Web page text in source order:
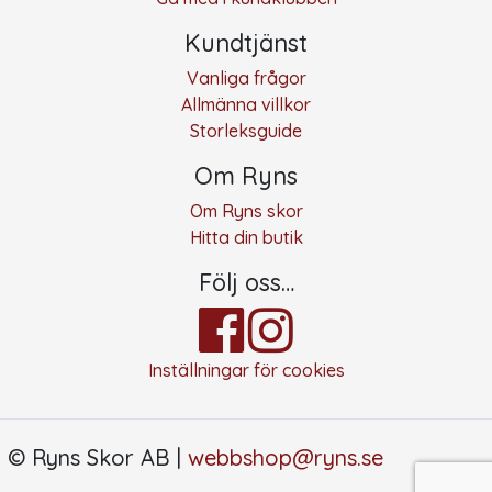
Kundtjänst
Vanliga frågor
Allmänna villkor
Storleksguide
Om Ryns
Om Ryns skor
Hitta din butik
Följ oss…
Inställningar för cookies
© Ryns Skor AB |webbshop@ryns.se